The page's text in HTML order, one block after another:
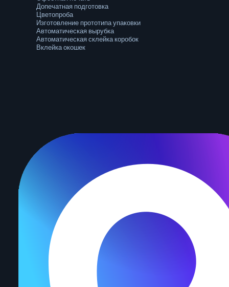
Допечатная подготовка
Цветопроба
Изготовление прототипа упаковки
Автоматическая вырубка
Автоматическая склейка коробок
Вклейка окошек